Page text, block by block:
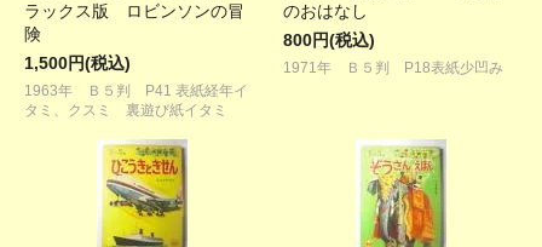
ラックス版 ロビンソンの冒
険
1,500円(税込)
1963年 Ｂ５判 P41 表紙経年イ
タミ、クスミ 裏遊び紙イタミ
のおはなし
800円(税込)
1971年 Ｂ５判 P18表紙少凹み